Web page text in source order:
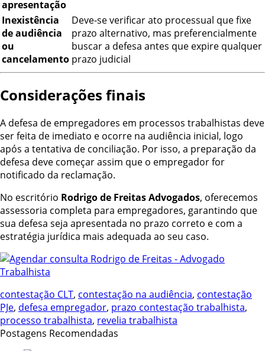
apresentação
Inexistência
de audiência
ou
cancelamento
Deve-se verificar ato processual que fixe
prazo alternativo, mas preferencialmente
buscar a defesa antes que expire qualquer
prazo judicial
Considerações finais
A defesa de empregadores em processos trabalhistas deve
ser feita de imediato e ocorre na audiência inicial, logo
após a tentativa de conciliação. Por isso, a preparação da
defesa deve começar assim que o empregador for
notificado da reclamação.
No escritório Rodrigo de Freitas Advogados, oferecemos
assessoria completa para empregadores, garantindo que
sua defesa seja apresentada no prazo correto e com a
estratégia jurídica mais adequada ao seu caso.
contestação CLT, contestação na audiência, contestação
PJe, defesa empregador, prazo contestação trabalhista,
processo trabalhista, revelia trabalhista
Postagens Recomendadas